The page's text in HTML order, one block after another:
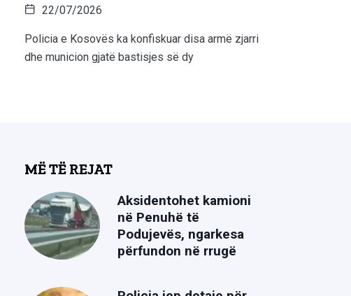
22/07/2026
Policia e Kosovës ka konfiskuar disa armë zjarri
dhe municion gjatë bastisjes së dy
MË TË REJAT
Aksidentohet kamioni
në Penuhë të
Podujevës, ngarkesa
përfundon në rrugë